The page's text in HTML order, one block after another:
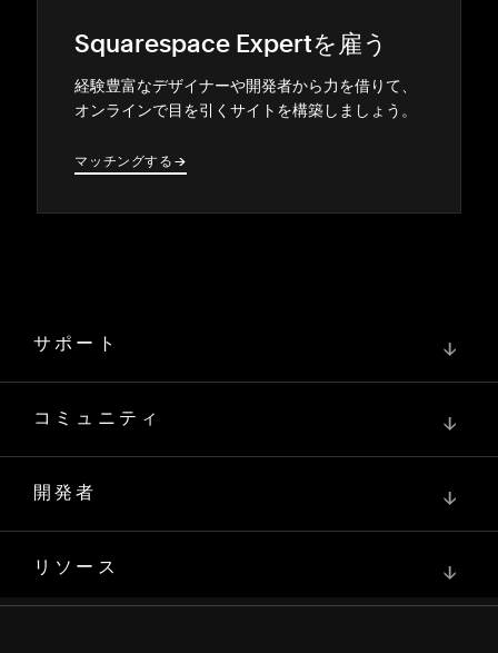
Squarespace Expertを雇う
経験豊富なデザイナ⁠ーや開発者から力を借りて⁠、
オンラインで目を引くサイトを構築しまし⁠ょう⁠。
マ⁠ッチングする →
→
サポート ↓
コミュニティ ↓
開発者 ↓
リソース ↓